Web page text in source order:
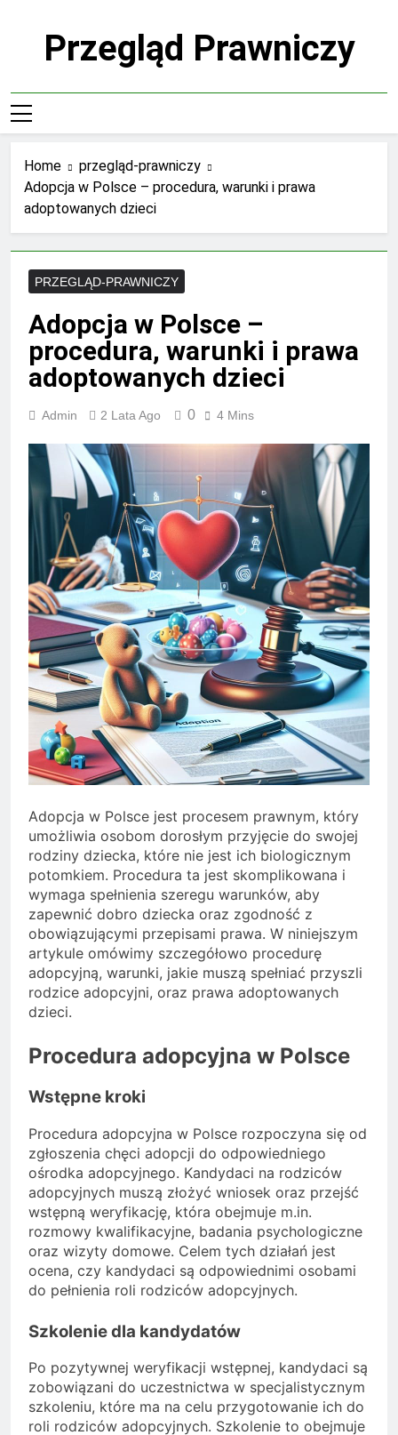
Przegląd Prawniczy
Home
przegląd-prawniczy
Adopcja w Polsce – procedura, warunki i prawa
adoptowanych dzieci
PRZEGLĄD-PRAWNICZY
Adopcja w Polsce –
procedura, warunki i prawa
adoptowanych dzieci
Admin 2 Lata Ago 0 4 Mins
Adopcja w Polsce jest procesem prawnym, który
umożliwia osobom dorosłym przyjęcie do swojej
rodziny dziecka, które nie jest ich biologicznym
potomkiem. Procedura ta jest skomplikowana i
wymaga spełnienia szeregu warunków, aby
zapewnić dobro dziecka oraz zgodność z
obowiązującymi przepisami prawa. W niniejszym
artykule omówimy szczegółowo procedurę
adopcyjną, warunki, jakie muszą spełniać przyszli
rodzice adopcyjni, oraz prawa adoptowanych
dzieci.
Procedura adopcyjna w Polsce
Wstępne kroki
Procedura adopcyjna w Polsce rozpoczyna się od
zgłoszenia chęci adopcji do odpowiedniego
ośrodka adopcyjnego. Kandydaci na rodziców
adopcyjnych muszą złożyć wniosek oraz przejść
wstępną weryfikację, która obejmuje m.in.
rozmowy kwalifikacyjne, badania psychologiczne
oraz wizyty domowe. Celem tych działań jest
ocena, czy kandydaci są odpowiednimi osobami
do pełnienia roli rodziców adopcyjnych.
Szkolenie dla kandydatów
Po pozytywnej weryfikacji wstępnej, kandydaci są
zobowiązani do uczestnictwa w specjalistycznym
szkoleniu, które ma na celu przygotowanie ich do
roli rodziców adopcyjnych. Szkolenie to obejmuje